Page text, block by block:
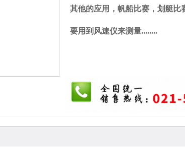
其他的应用，帆船比赛，划艇比
要用到风速仪来测量........